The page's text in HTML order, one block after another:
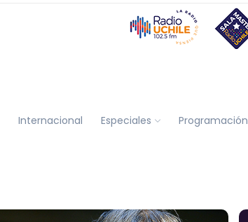
Internacional Especiales Programación